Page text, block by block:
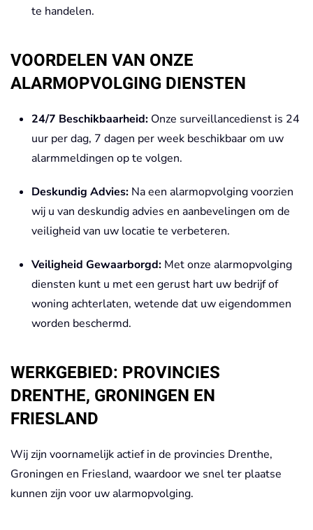
te handelen.
VOORDELEN VAN ONZE
ALARMOPVOLGING DIENSTEN
24/7 Beschikbaarheid: Onze surveillancedienst is 24
uur per dag, 7 dagen per week beschikbaar om uw
alarmmeldingen op te volgen.
Deskundig Advies: Na een alarmopvolging voorzien
wij u van deskundig advies en aanbevelingen om de
veiligheid van uw locatie te verbeteren.
Veiligheid Gewaarborgd: Met onze alarmopvolging
diensten kunt u met een gerust hart uw bedrijf of
woning achterlaten, wetende dat uw eigendommen
worden beschermd.
WERKGEBIED: PROVINCIES
DRENTHE, GRONINGEN EN
FRIESLAND
Wij zijn voornamelijk actief in de provincies Drenthe,
Groningen en Friesland, waardoor we snel ter plaatse
kunnen zijn voor uw alarmopvolging.